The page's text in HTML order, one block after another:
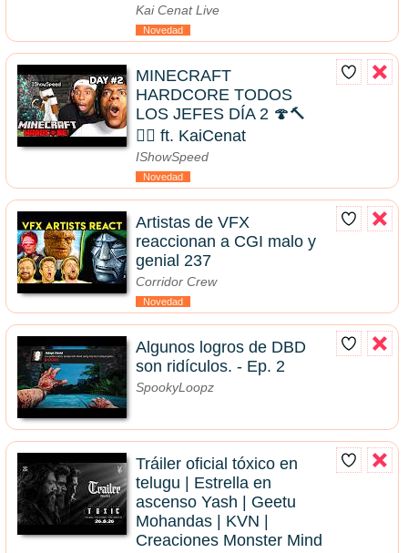
Kai Cenat Live
Novedad
MINECRAFT
HARDCORE TODOS
LOS JEFES DÍA 2 🍄🔨
🧟‍♂️ ft. KaiCenat
IShowSpeed
Novedad
Artistas de VFX
reaccionan a CGI malo y
genial 237
Corridor Crew
Novedad
Algunos logros de DBD
son ridículos. - Ep. 2
SpookyLoopz
Tráiler oficial tóxico en
telugu | Estrella en
ascenso Yash | Geetu
Mohandas | KVN |
Creaciones Monster Mind